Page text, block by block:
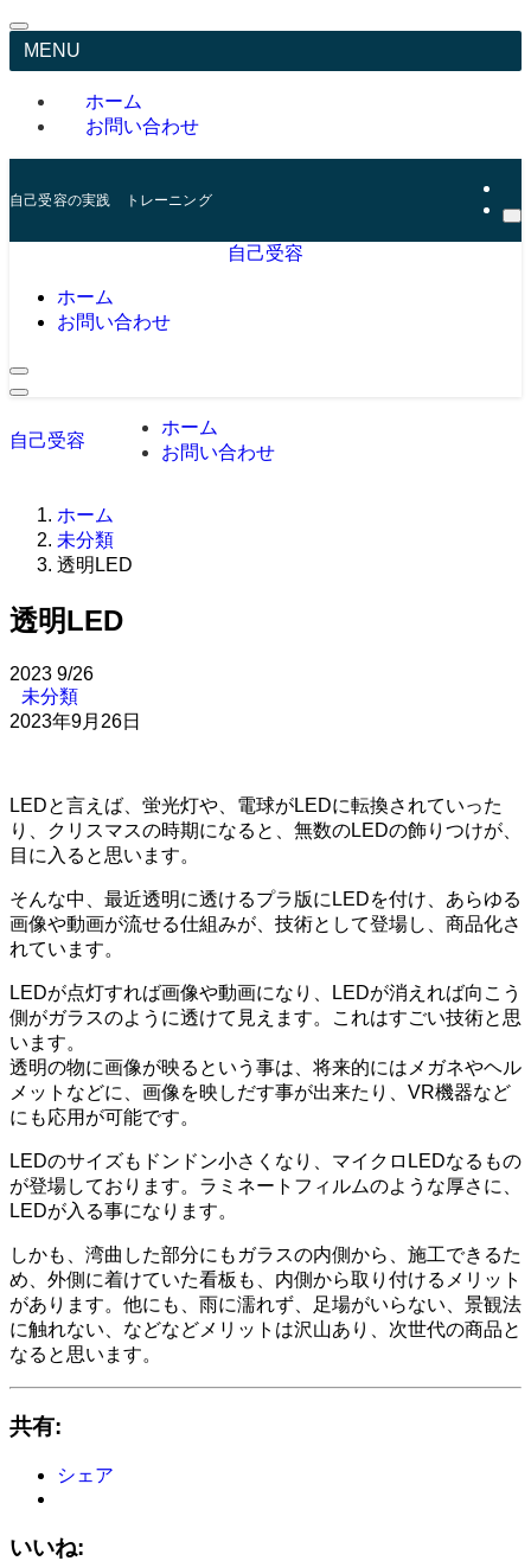
MENU
ホーム
お問い合わせ
自己受容の実践 トレーニング
自己受容
ホーム
お問い合わせ
自己受容
ホーム
お問い合わせ
ホーム
未分類
透明LED
透明LED
2023 9/26
未分類
2023年9月26日
LEDと言えば、蛍光灯や、電球がLEDに転換されていった
り、クリスマスの時期になると、無数のLEDの飾りつけが、
目に入ると思います。
そんな中、最近透明に透けるプラ版にLEDを付け、あらゆる
画像や動画が流せる仕組みが、技術として登場し、商品化さ
れています。
LEDが点灯すれば画像や動画になり、LEDが消えれば向こう
側がガラスのように透けて見えます。これはすごい技術と思
います。
透明の物に画像が映るという事は、将来的にはメガネやヘル
メットなどに、画像を映しだす事が出来たり、VR機器など
にも応用が可能です。
LEDのサイズもドンドン小さくなり、マイクロLEDなるもの
が登場しております。ラミネートフィルムのような厚さに、
LEDが入る事になります。
しかも、湾曲した部分にもガラスの内側から、施工できるた
め、外側に着けていた看板も、内側から取り付けるメリット
があります。他にも、雨に濡れず、足場がいらない、景観法
に触れない、などなどメリットは沢山あり、次世代の商品と
なると思います。
共有:
シェア
いいね: